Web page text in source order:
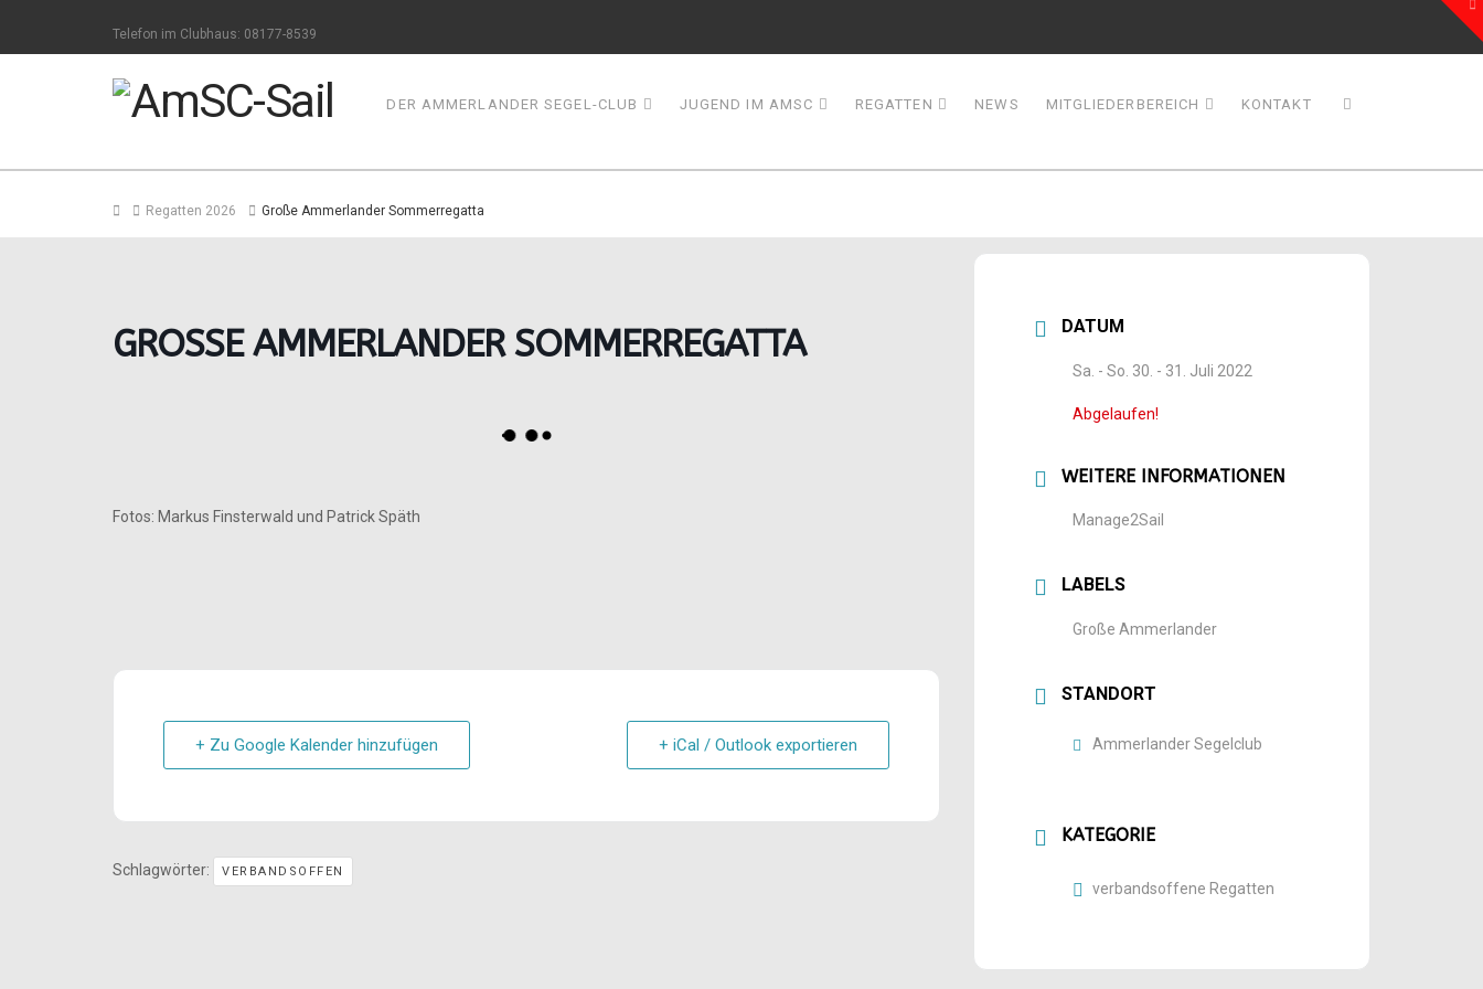
Telefon im Clubhaus: 08177-8539
DER AMMERLANDER SEGEL-CLUB JUGEND IM AMSC REGATTEN NEWS MITGLIEDERBEREICH KONTAKT
HomeRegatten 2026 Große Ammerlander Sommerregatta
GROSSE AMMERLANDER SOMMERREGATTA
Fotos: Markus Finsterwald und Patrick Späth
+ Zu Google Kalender hinzufügen + iCal / Outlook exportieren
Schlagwörter: VERBANDSOFFEN
DATUM
Sa. - So. 30. - 31. Juli 2022
Abgelaufen!
WEITERE INFORMATIONEN
Manage2Sail
LABELS
Große Ammerlander
STANDORT
Ammerlander Segelclub
KATEGORIE
verbandsoffene Regatten